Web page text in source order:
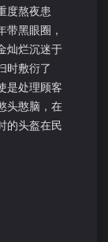
度熬夜患
黑眼圈，
灿烂沉迷于
时敷衍了
是处理顾客
头憨脑，在
的头盔在民